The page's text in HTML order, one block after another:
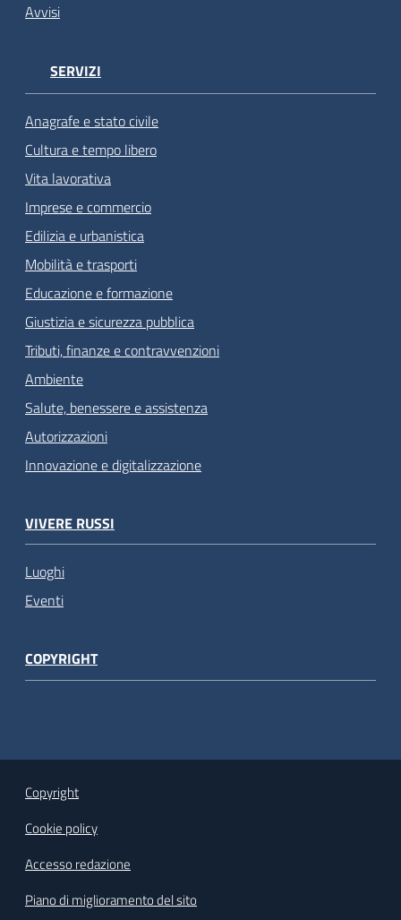
Avvisi
SERVIZI
Anagrafe e stato civile
Cultura e tempo libero
Vita lavorativa
Imprese e commercio
Edilizia e urbanistica
Mobilità e trasporti
Educazione e formazione
Giustizia e sicurezza pubblica
Tributi, finanze e contravvenzioni
Ambiente
Salute, benessere e assistenza
Autorizzazioni
Innovazione e digitalizzazione
VIVERE RUSSI
Luoghi
Eventi
COPYRIGHT
Copyright
Cookie policy
Accesso redazione
Piano di miglioramento del sito